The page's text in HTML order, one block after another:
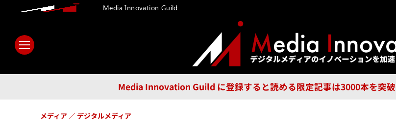
Media Innovation Guild に登録すると読める限定記事は3000本を突
メディア テクノロジー 広告 企業 特集
メディア デジタルメディア
Media Innovation Guild